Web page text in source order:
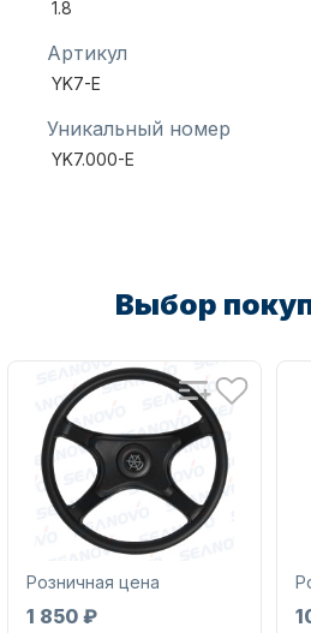
Подобрать запчасти для
лодочных моторов
1.8
Артикул
YK7-E
Уникальный номер
YK7.000-E
Выбор
Розничная цена
1 850 ₽